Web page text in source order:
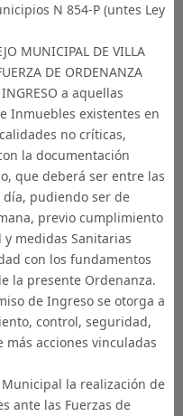
N 854-P (untes Ley
MUNICIPAL DE VILLA
DE ORDENANZA
INGRESO a aquellas
Inmuebles existentes en
no críticas,
la documentación
que deberá ser entre las
día, pudiendo ser de
previo cumplimiento
medidas Sanitarias
con los fundamentos
la presente Ordenanza.
de Ingreso se otorga a
control, seguridad,
acciones vinculadas
Municipal la realización de
ante las Fuerzas de